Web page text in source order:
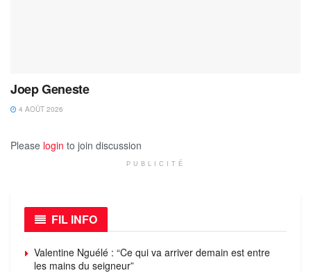
Joep Geneste
4 AOÛT 2026
Please login to join discussion
PUBLICITÉ
FIL INFO
Valentine Nguélé : “Ce qui va arriver demain est entre
les mains du seigneur”